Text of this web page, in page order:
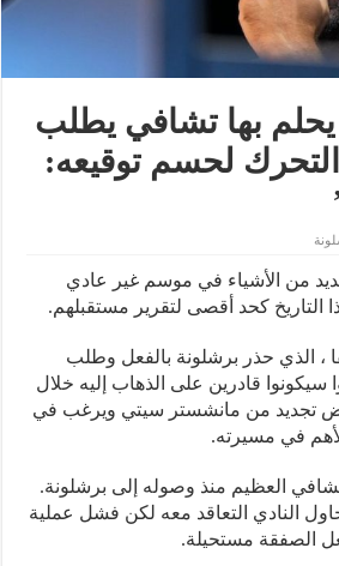
يحلم بها تشافي يطلب
لحسم توقيعه:
من الأشياء في موسم غير عادي
التاريخ كحد أقصى لتقرير مستقبلهم.
، الذي حذر برشلونة بالفعل وطلب
سيكونوا قادرين على الذهاب إليه خلال
تجديد من مانشستر سيتي ويرغب في
في مسيرته.
العظيم منذ وصوله إلى برشلونة.
النادي التعاقد معه لكن فشل عملية
الصفقة مستحيلة.